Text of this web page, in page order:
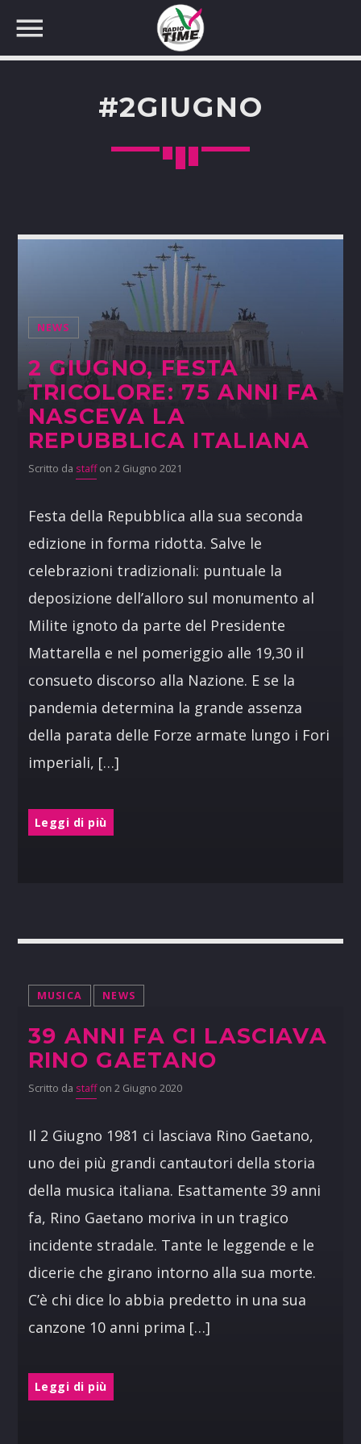
#2GIUGNO
NEWS
2 GIUGNO, FESTA
TRICOLORE: 75 ANNI FA
NASCEVA LA
REPUBBLICA ITALIANA
Scritto da staffon 2 Giugno 2021
Festa della Repubblica alla sua seconda
edizione in forma ridotta. Salve le
celebrazioni tradizionali: puntuale la
deposizione dell’alloro sul monumento al
Milite ignoto da parte del Presidente
Mattarella e nel pomeriggio alle 19,30 il
consueto discorso alla Nazione. E se la
pandemia determina la grande assenza
della parata delle Forze armate lungo i Fori
imperiali, […]
Leggi di più
MUSICA NEWS
39 ANNI FA CI LASCIAVA
RINO GAETANO
Scritto da staffon 2 Giugno 2020
Il 2 Giugno 1981 ci lasciava Rino Gaetano,
uno dei più grandi cantautori della storia
della musica italiana. Esattamente 39 anni
fa, Rino Gaetano moriva in un tragico
incidente stradale. Tante le leggende e le
dicerie che girano intorno alla sua morte.
C’è chi dice lo abbia predetto in una sua
canzone 10 anni prima […]
Leggi di più